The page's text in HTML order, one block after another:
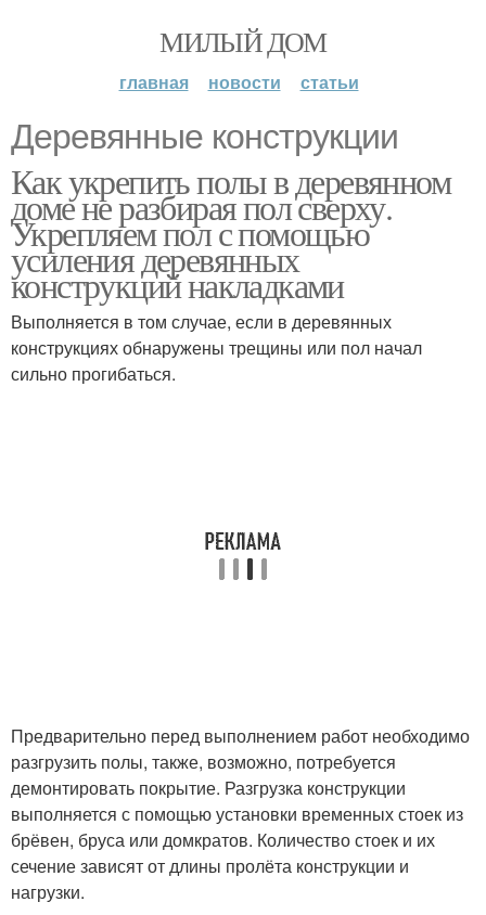
МИЛЫЙ ДОМ
главная новости статьи
Деревянные конструкции
Как укрепить полы в деревянном
доме не разбирая пол сверху.
Укрепляем пол с помощью
усиления деревянных
конструкций накладками
Выполняется в том случае, если в деревянных
конструкциях обнаружены трещины или пол начал
сильно прогибаться.
Предварительно перед выполнением работ необходимо
разгрузить полы, также, возможно, потребуется
демонтировать покрытие. Разгрузка конструкции
выполняется с помощью установки временных стоек из
брёвен, бруса или домкратов. Количество стоек и их
сечение зависят от длины пролёта конструкции и
нагрузки.